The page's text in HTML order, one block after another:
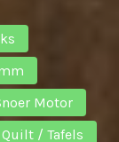
Motor
Quilt / Tafels